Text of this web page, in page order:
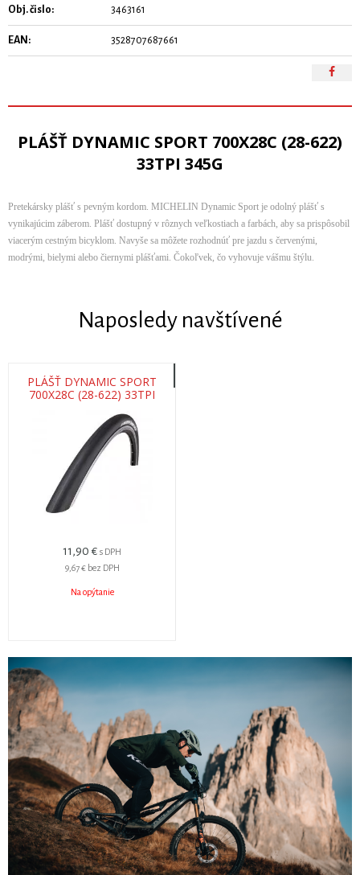
Obj. čislo: 3463161
EAN: 3528707687661
PLÁŠŤ DYNAMIC SPORT 700X28C (28-622)
33TPI 345G
Pretekársky plášť s pevným kordom. MICHELIN Dynamic Sport je odolný plášť s
vynikajúcim záberom. Plášť dostupný v rôznych veľkostiach a farbách, aby sa prispôsobil
viacerým cestným bicyklom. Navyše sa môžete rozhodnúť pre jazdu s červenými,
modrými, bielymi alebo čiernymi plášťami. Čokoľvek, čo vyhovuje vášmu štýlu.
Naposledy navštívené
PLÁŠŤ DYNAMIC SPORT
700X28C (28-622) 33TPI
11,90 € s DPH
9,67 € bez DPH
Na opýtanie